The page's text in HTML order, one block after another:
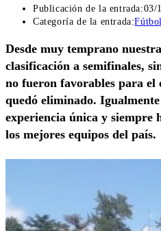
Publicación de la entrada:03/
Categoría de la entrada:Fútbol
Desde muy temprano
clasificación a semifinales,
no fueron favorables para el
quedó eliminado.
experiencia única y siempre
los mejores equipos del país.